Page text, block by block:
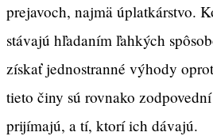
prejavoch, najmä úplatkárstvo.
stávajú hľadaním ľahkých
získať jednostranné výhody
tieto činy sú rovnako
prijímajú, a tí, ktorí ich dávajú.